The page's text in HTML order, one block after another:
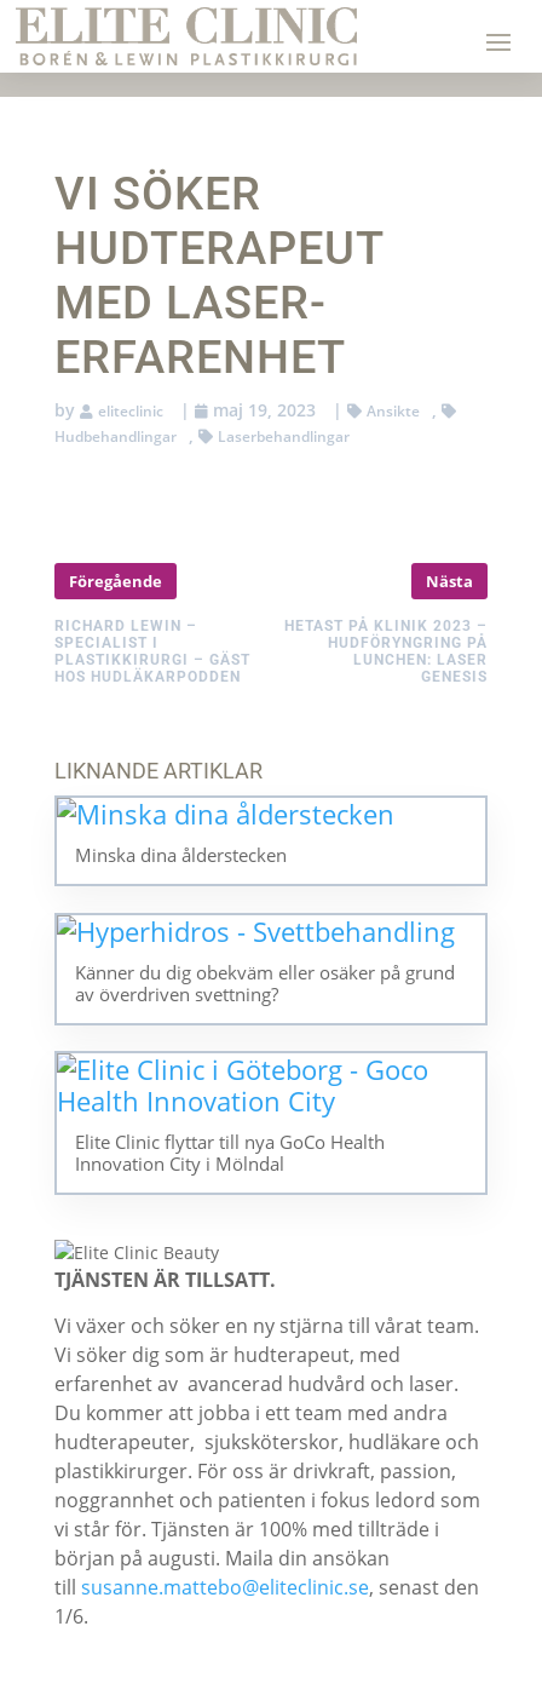
VI SÖKER
HUDTERAPEUT
MED LASER-
ERFARENHET
by eliteclinic | maj 19, 2023 | Ansikte ,
Hudbehandlingar , Laserbehandlingar
Föregående
RICHARD LEWIN –
SPECIALIST I
PLASTIKKIRURGI – GÄST
HOS HUDLÄKARPODDEN
Nästa
HETAST PÅ KLINIK 2023 –
HUDFÖRYNGRING PÅ
LUNCHEN: LASER
GENESIS
LIKNANDE ARTIKLAR
Minska dina ålderstecken
Känner du dig obekväm eller osäker på grund
av överdriven svettning?
Elite Clinic flyttar till nya GoCo Health
Innovation City i Mölndal
TJÄNSTEN ÄR TILLSATT.
Vi växer och söker en ny stjärna till vårat team.
Vi söker dig som är hudterapeut, med
erfarenhet av avancerad hudvård och laser.
Du kommer att jobba i ett team med andra
hudterapeuter, sjuksköterskor, hudläkare och
plastikkirurger. För oss är drivkraft, passion,
noggrannhet och patienten i fokus ledord som
vi står för. Tjänsten är 100% med tillträde i
början på augusti. Maila din ansökan
till susanne.mattebo@eliteclinic.se, senast den
1/6.